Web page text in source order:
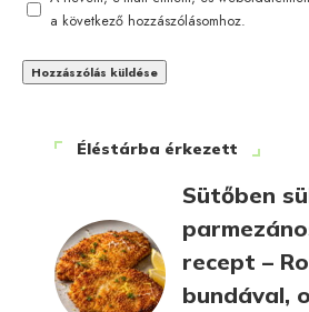
a következő hozzászólásomhoz.
Éléstárba érkezett
Sütőben
recept –
bundával,